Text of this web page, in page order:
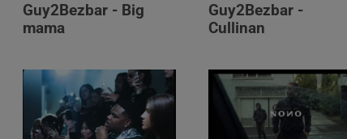
Guy2Bezbar - Big
mama
Guy2Bezbar -
Cullinan